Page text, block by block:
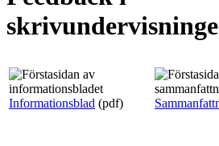
Informationsblad (pdf)